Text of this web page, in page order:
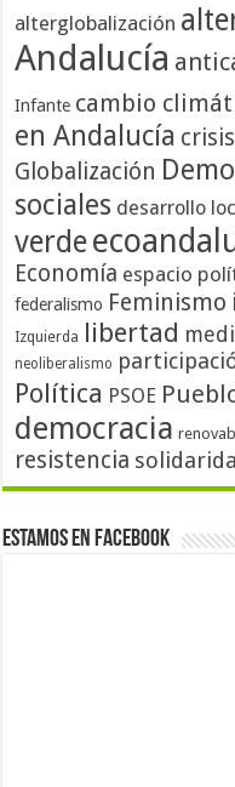
alterglobalización
Andalucía
Infante cambio
en Andalucía
Globalización
sociales desarrollo
verde
Economía espacio
federalismo Feminismo
Izquierda libertad
neoliberalismo
Política PSOE
democracia
resistencia
Estamos en Facebook